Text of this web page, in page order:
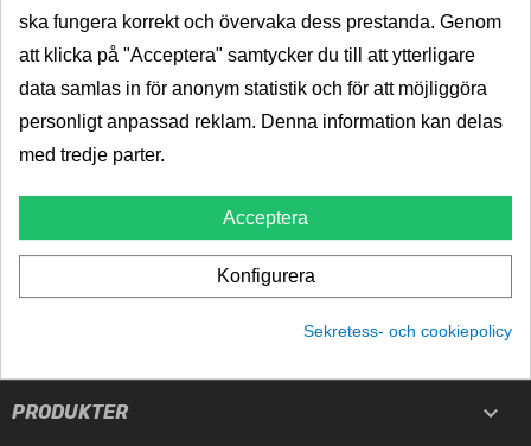
KVALITET
Välkända varumärken
PRISGARANTI
Billigast i norden
TRYGGHET
5-års garanti
PRODUKTER 
ska fungera korrekt och övervaka dess prestanda. Genom
att klicka på "Acceptera" samtycker du till att ytterligare
data samlas in för anonym statistik och för att möjliggöra
personligt anpassad reklam. Denna information kan delas
med tredje parter.
Acceptera
Konfigurera
Sekretess- och cookiepolicy